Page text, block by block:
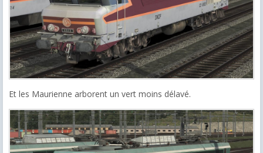
Et les Maurienne arborent un vert moins délavé.